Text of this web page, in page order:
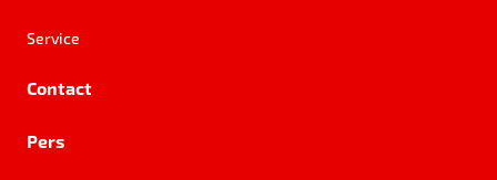
Service
Contact
Pers